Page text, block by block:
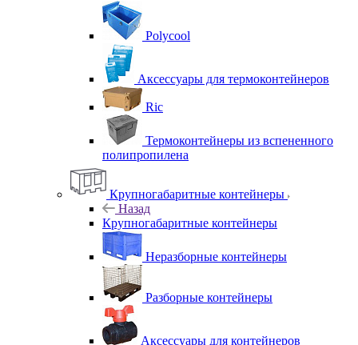
Polycool
Аксессуары для термоконтейнеров
Ric
Термоконтейнеры из вспененного
полипропилена
Крупногабаритные контейнеры
Назад
Крупногабаритные контейнеры
Неразборные контейнеры
Разборные контейнеры
Аксессуары для контейнеров